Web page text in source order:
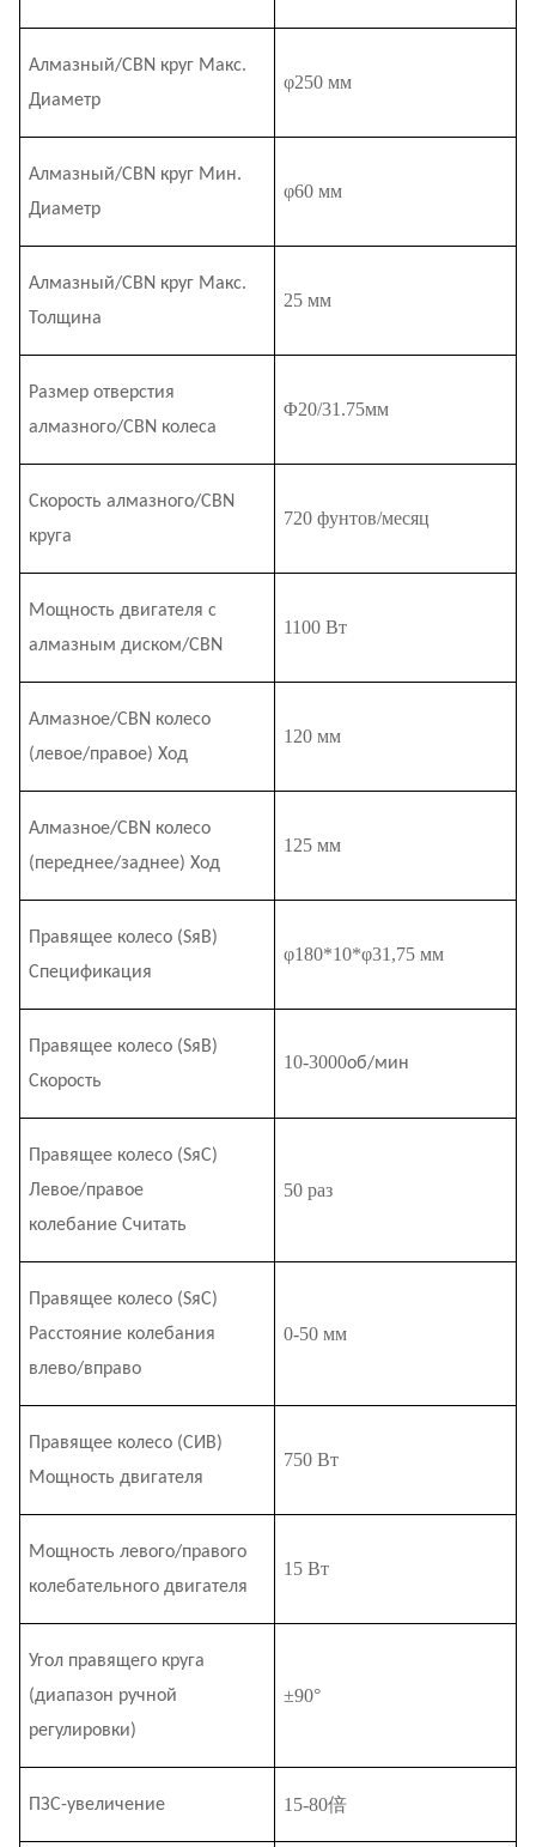
Алмазный/CBN круг Макс.
Диаметр
φ250 мм
Алмазный/CBN круг Мин.
Диаметр
φ60 мм
Алмазный/CBN круг Макс.
Толщина
25 мм
Размер отверстия
алмазного/CBN колеса
Φ20/31.75мм
Скорость алмазного/CBN
круга
720 фунтов/месяц
Мощность двигателя с
алмазным диском/CBN
1100 Вт
Алмазное/CBN колесо
(левое/правое) Ход
120 мм
Алмазное/CBN колесо
(переднее/заднее) Ход
125 мм
Правящее колесо (SяВ)
Спецификация
φ180*10*φ31,75 мм
Правящее колесо (SяВ)
Скорость
10-3000об/мин
Правящее колесо (SяC)
Левое/правое
колебание Считать
50 раз
Правящее колесо (SяC)
Расстояние колебания
влево/вправо
0-50 мм
Правящее колесо (СИ В)
Мощность двигателя
750 Вт
Мощность левого/правого
колебательного двигателя
15 Вт
Угол правящего круга
(диапазон ручной
регулировки)
±90°
ПЗС-увеличение 15-80倍